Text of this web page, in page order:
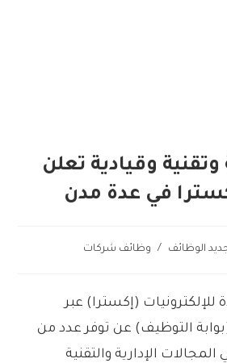
وقيادية تعلن
في عدة مدن
الوظائف / وظائف شركات
(إكسترا) عبر
التوظيف) عن توفر عدد من
الإدارية والتقنية